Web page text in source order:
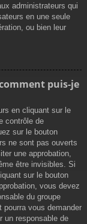
administrateurs qui
en une seule
ou bien leur
puis-je
en cliquant sur le
contrôle de
sur le bouton
ne sont pas ouverts
une approbation,
être invisibles. Si
sur le bouton
vous devez
du groupe
pourra vous demander
un responsable de